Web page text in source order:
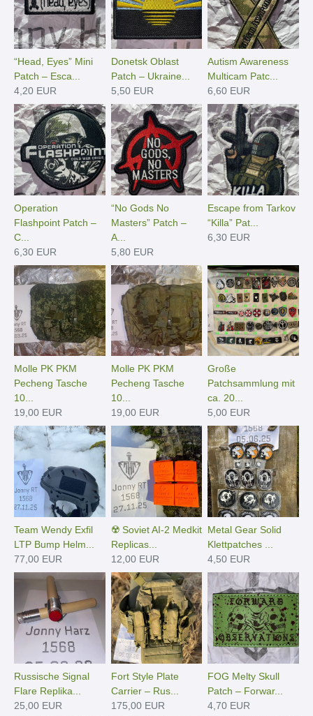
“Head, Eyes” Mini
Patch – Esca...
4,20 EUR
Donetsk Oblast
Patch – Ukraine...
5,50 EUR
Autism Awareness
Multicam Patc...
6,60 EUR
Operation
Flashpoint Patch –
C...
6,30 EUR
“No Gods No
Masters” Patch –
A...
5,80 EUR
Escape from Tarkov
“Killa” Pat...
6,30 EUR
Molle PK PKM
Pecheng Tasche
10...
19,00 EUR
Molle PK PKM
Pecheng Tasche
10...
19,00 EUR
Große
Patchsammlung mit
ca. 20...
5,00 EUR
Team Wendy Exfil
LTP Bump Helm...
77,00 EUR
☢️ Soviet AI-2 Medkit
Replicas...
12,00 EUR
Metal Gear Solid
Klettpatches ...
4,50 EUR
Russische Signal
Flare Replika...
25,00 EUR
Fort Style Plate
Carrier – Rus...
175,00 EUR
FOG Melty Skull
Patch – Forwar...
4,70 EUR